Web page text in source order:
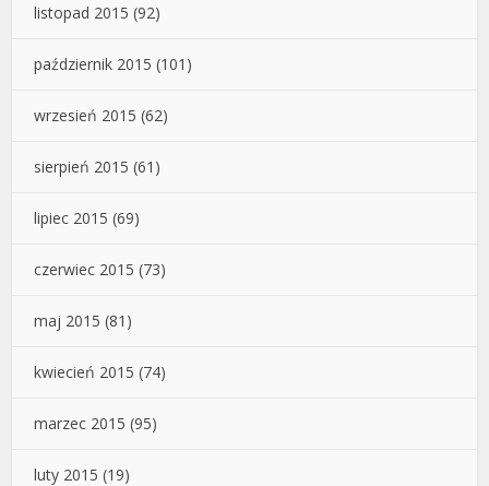
listopad 2015 (92)
październik 2015 (101)
wrzesień 2015 (62)
sierpień 2015 (61)
lipiec 2015 (69)
czerwiec 2015 (73)
maj 2015 (81)
kwiecień 2015 (74)
marzec 2015 (95)
luty 2015 (19)